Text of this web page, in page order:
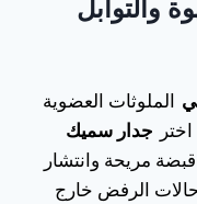
الملوثات العضوية
جدار سميك
مريحة وانتشار
الرفض خارج